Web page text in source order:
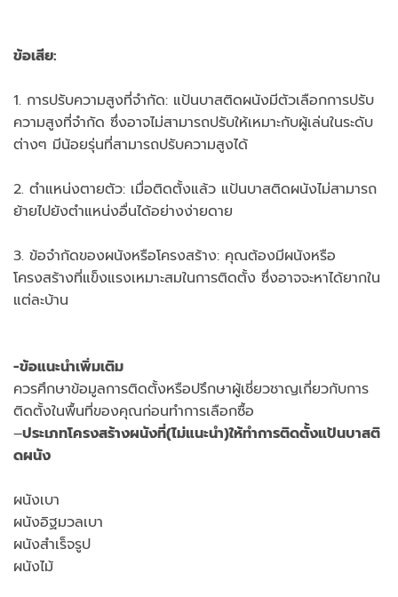
ข้อเสีย:
1. การปรับความสูงที่จำกัด: แป้นบาสติดผนังมีตัวเลือกการปรับ
ความสูงที่จำกัด ซึ่งอาจไม่สามารถปรับให้เหมาะกับผู้เล่นในระดับ
ต่างๆ มีน้อยรุ่นที่สามารถปรับความสูงได้
2. ตำแหน่งตายตัว: เมื่อติดตั้งแล้ว แป้นบาสติดผนังไม่สามารถ
ย้ายไปยังตำแหน่งอื่นได้อย่างง่ายดาย
3. ข้อจำกัดของผนังหรือโครงสร้าง: คุณต้องมีผนังหรือ
โครงสร้างที่แข็งแรงเหมาะสมในการติดตั้ง ซึ่งอาจจะหาได้ยากใน
แต่ละบ้าน
-ข้อแนะนำเพิ่มเติม
ควรศึกษาข้อมูลการติดตั้งหรือปรึกษาผู้เชี่ยวชาญเกี่ยวกับการ
ติดตั้งในพื้นที่ของคุณก่อนทำการเลือกซื้อ
–ประเภทโครงสร้างผนังที่(ไม่แนะนำ)ให้ทำการติดตั้งแป้นบาสติ
ดผนัง
ผนังเบา
ผนังอิฐมวลเบา
ผนังสำเร็จรูป
ผนังไม้